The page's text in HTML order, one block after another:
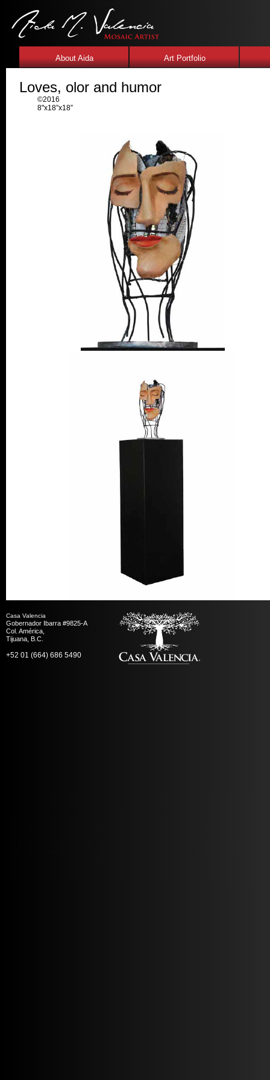
About Aida Art Portfolio
Loves, olor and humor
©2016
8"x18”x18”
Casa Valencia
Gobernador Ibarra #9825-A
Col. América,
Tijuana, B.C.
+52 01 (664) 686 5490